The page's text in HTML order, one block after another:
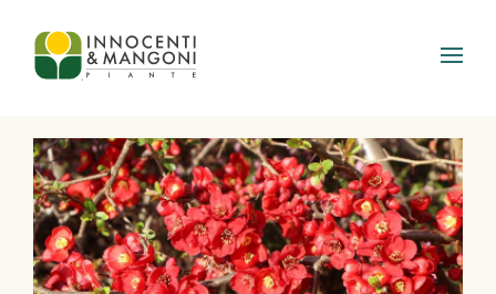
Skip to main content